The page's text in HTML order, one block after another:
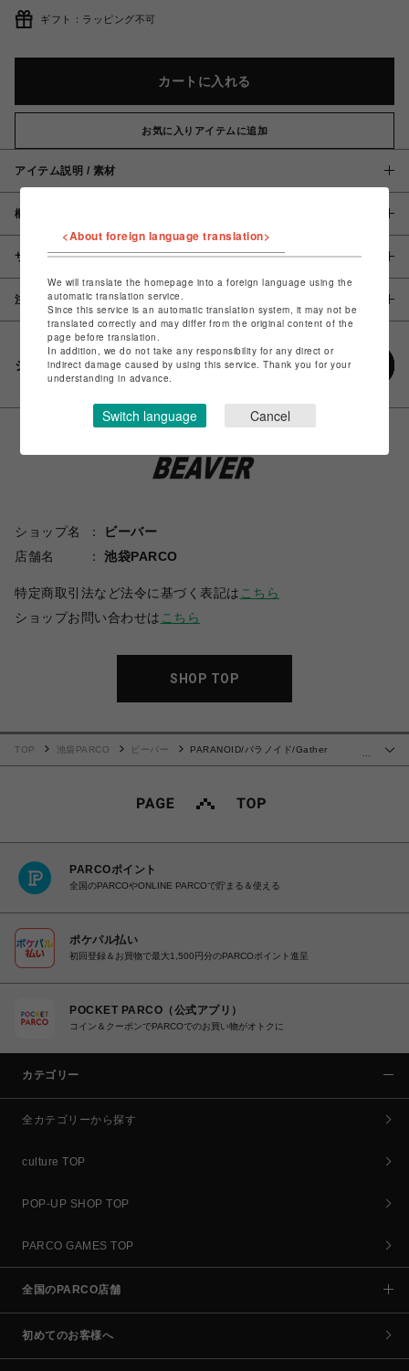
ギフト：ラッピング不可
カートに入れる
お気に入りアイテムに追加
アイテム説明 / 素材
概要
サイズ
注意事項
シェアする
ショップ名
ビーバー
店舗名
池袋PARCO
特定商取引法など法令に基づく表記は こちら
ショップお問い合わせは こちら
SHOP TOP
TOP 池袋PARCO ビーバー
PARANOID/パラノイド/Gather
PARCOポイント
全国のPARCOやONLINE PARCOで貯まる＆使える
ポケパル払い
初回登録＆お買物で最大1,500円分のPARCOポイント進呈
POCKET PARCO（公式アプリ）
コイン＆クーポンでPARCOでのお買い物がオトクに
カテゴリー
全カテゴリーから探す
culture TOP
POP-UP SHOP TOP
PARCO GAMES TOP
全国のPARCO店舗
初めてのお客様へ
<About foreign language translation>
We will translate the homepage into a foreign language using the
automatic translation service.
Since this service is an automatic translation system, it may not be
translated correctly and may differ from the original content of the
page before translation.
In addition, we do not take any responsibility for any direct or
indirect damage caused by using this service. Thank you for your
understanding in advance.
Switch language Cancel